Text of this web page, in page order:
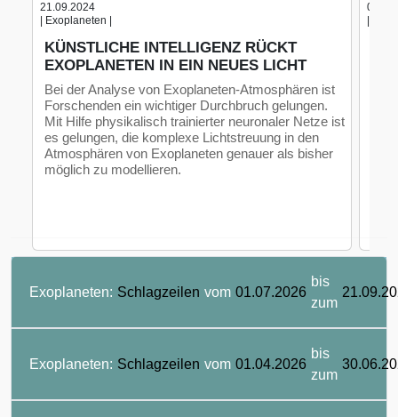
21.09.2024
| Exoplaneten |
KÜNSTLICHE INTELLIGENZ RÜCKT
EXOPLANETEN IN EIN NEUES LICHT
Bei der Analyse von Exoplaneten-Atmosphären ist
Forschenden ein wichtiger Durchbruch gelungen.
Mit Hilfe physikalisch trainierter neuronaler Netze ist
es gelungen, die komplexe Lichtstreuung in den
Atmosphären von Exoplaneten genauer als bisher
möglich zu modellieren.
Exoplaneten: Schlagzeilen vom 01.07.2026
bis
zum
Exoplaneten: Schlagzeilen vom 01.04.2026
bis
zum